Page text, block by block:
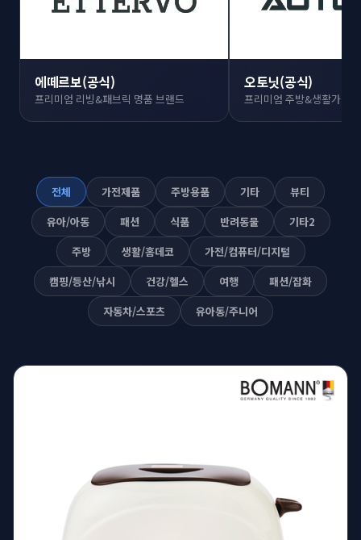
에떼르보(공식)
프리미엄 리빙&패브릭 명품 브랜드
오토닛(공식)
프리미엄 주방&생활가전
전체 가전제품 주방용품 기타
뷰티
유아/아동
패션 식품 반려동물
기타2
주방
생활/홈데코
가전/컴퓨터/디지털
캠핑/등산/낚시
건강/헬스 여행
패션/잡화
자동차/스포츠
유아동/주니어